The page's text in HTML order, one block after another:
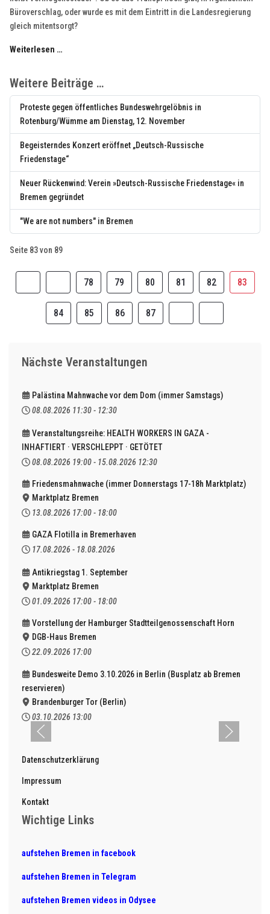
Büroverschlag, oder wurde es mit dem Eintritt in die Landesregierung
gleich mitentsorgt?
Weiterlesen …
Weitere Beiträge …
Proteste gegen öffentliches Bundeswehrgelöbnis in
Rotenburg/Wümme am Dienstag, 12. November
Begeisterndes Konzert eröffnet „Deutsch-Russische
Friedenstage“
Neuer Rückenwind: Verein »Deutsch-Russische Friedenstage« in
Bremen gegründet
"We are not numbers" in Bremen
Seite 83 von 89
78 79 80 81 82 83
84 85 86 87
Nächste Veranstaltungen
Palästina Mahnwache vor dem Dom (immer Samstags)
08.08.2026 11:30 - 12:30
Veranstaltungsreihe: HEALTH WORKERS IN GAZA -
INHAFTIERT · VERSCHLEPPT · GETÖTET
08.08.2026 19:00 - 15.08.2026 12:30
Friedensmahnwache (immer Donnerstags 17-18h Marktplatz)
Marktplatz Bremen
13.08.2026 17:00 - 18:00
GAZA Flotilla in Bremerhaven
17.08.2026 - 18.08.2026
Antikriegstag 1. September
Marktplatz Bremen
01.09.2026 17:00 - 18:00
Vorstellung der Hamburger Stadtteilgenossenschaft Horn
DGB-Haus Bremen
22.09.2026 17:00
Bundesweite Demo 3.10.2026 in Berlin (Busplatz ab Bremen
reservieren)
Brandenburger Tor (Berlin)
03.10.2026 13:00
Datenschutzerklärung
Impressum
Kontakt
Wichtige Links
aufstehen Bremen in facebook
aufstehen Bremen in Telegram
aufstehen Bremen videos in Odysee